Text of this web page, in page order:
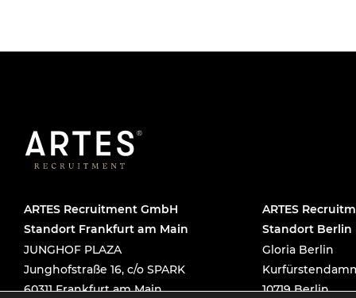
ARTES Recruitment GmbH
Standort Frankfurt am Main
JUNGHOF PLAZA
Junghofstraße 16, c/o SPARK
60311 Frankfurt am Main
ARTES
Standort Berlin
Gloria Berlin
10719 Berlin